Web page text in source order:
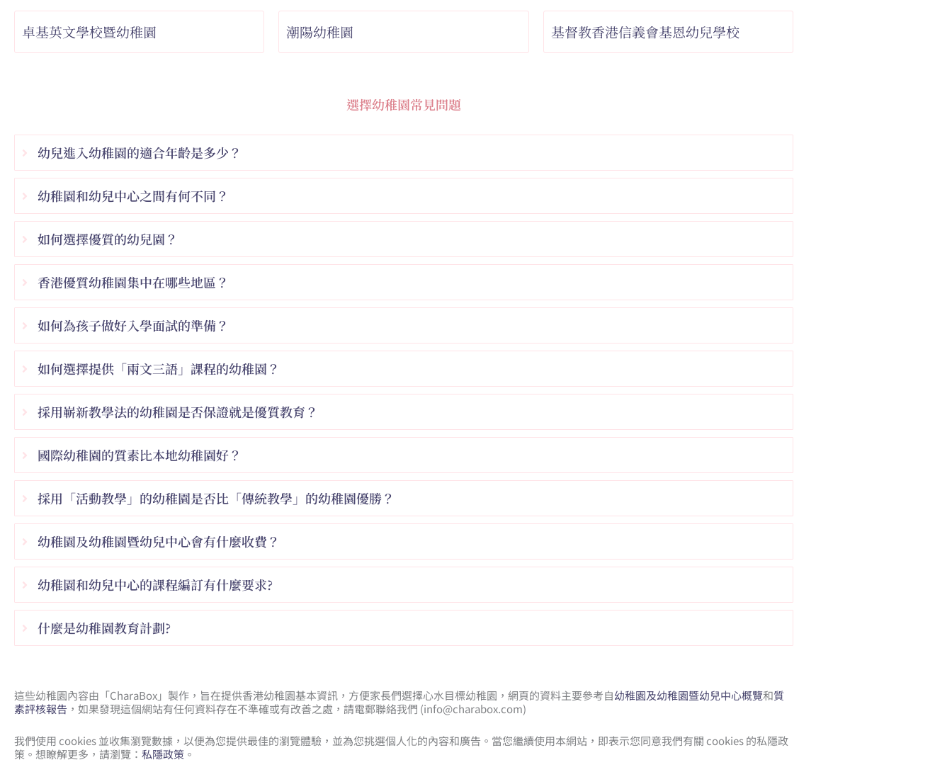
卓基英文學校暨幼稚園 潮陽幼稚園 基督教香港信義會基恩幼兒學校
選擇幼稚園常見問題
幼兒進入幼稚園的適合年齡是多少？
幼稚園和幼兒中心之間有何不同？
如何選擇優質的幼兒園？
香港優質幼稚園集中在哪些地區？
如何為孩子做好入學面試的準備？
如何選擇提供「兩文三語」課程的幼稚園？
採用嶄新教學法的幼稚園是否保證就是優質教育？
國際幼稚園的質素比本地幼稚園好？
採用「活動教學」的幼稚園是否比「傳統教學」的幼稚園優勝？
幼稚園及幼稚園暨幼兒中心會有什麼收費？
幼稚園和幼兒中心的課程編訂有什麼要求?
什麼是幼稚園教育計劃?
這些幼稚園內容由「CharaBox」製作，旨在提供香港幼稚園基本資訊，方便家長們選擇心水目標幼稚園，網頁的資料主要參考自幼稚園及幼稚園暨幼兒中心概覽和質
素評核報告 ，如果發現這個網站有任何資料存在不準確或有改善之處，請電郵聯絡我們 (info@charabox.com)
我們使用 cookies 並收集瀏覽數據，以便為您提供最佳的瀏覽體驗，並為您挑選個人化的內容和廣告。當您繼續使用本網站，即表示您同意我們有關 cookies 的私隱政
策。想瞭解更多，請瀏覽： 私隱政策 。